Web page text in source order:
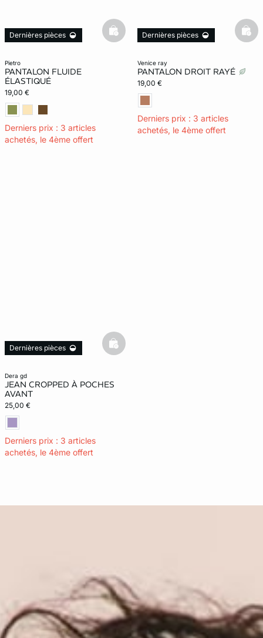
pietro
PANTALON FLUIDE
ÉLASTIQUÉ
19,00 €
Derniers prix : 3 articles
achetés, le 4ème offert
Dernières pièces basketfull
venice ray
PANTALON DROIT RAYÉ
19,00 €
Derniers prix : 3 articles
achetés, le 4ème offert
Dernières pièces
dera gd
JEAN CROPPED À POCHES
AVANT
25,00 €
Derniers prix : 3 articles
achetés, le 4ème offert
Dernières pièces basketfull